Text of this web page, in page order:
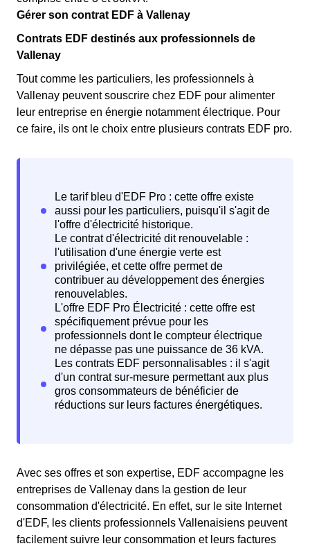
Gérer son contrat EDF à Vallenay
Contrats EDF destinés aux professionnels de
Vallenay
Tout comme les particuliers, les professionnels à
Vallenay peuvent souscrire chez EDF pour alimenter
leur entreprise en énergie notamment électrique. Pour
ce faire, ils ont le choix entre plusieurs contrats EDF pro.
Avec ses offres et son expertise, EDF accompagne les
entreprises de Vallenay dans la gestion de leur
consommation d'électricité. En effet, sur le site Internet
d'EDF, les clients professionnels Vallenaisiens peuvent
facilement suivre leur consommation et leurs factures